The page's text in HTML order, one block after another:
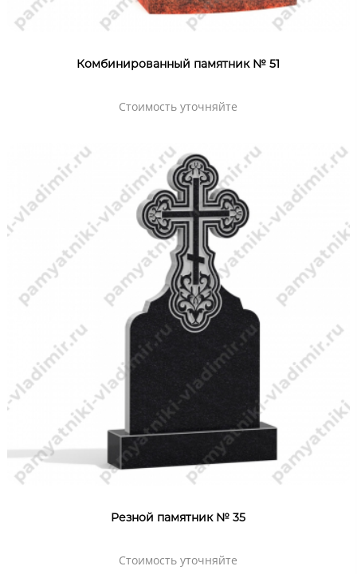
Комбинированный памятник № 51
Стоимость уточняйте
Резной памятник № 35
Стоимость уточняйте